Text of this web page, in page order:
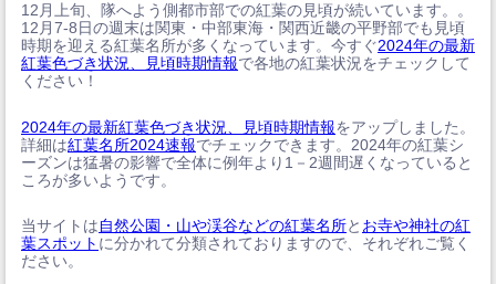
12月上旬、隊へよう側都市部での紅葉の見頃が続いています。。
12月7-8日の週末は関東・中部東海・関西近畿の平野部でも見頃
時期を迎える紅葉名所が多くなっています。今すぐ2024年の最新
紅葉色づき状況、見頃時期情報で各地の紅葉状況をチェックして
ください！
2024年の最新紅葉色づき状況、見頃時期情報をアップしました。
詳細は紅葉名所2024速報でチェックできます。2024年の紅葉シ
ーズンは猛暑の影響で全体に例年より1－2週間遅くなっていると
ころが多いようです。
当サイトは自然公園・山や渓谷などの紅葉名所と お寺や神社の紅
葉スポット に分かれて分類されておりますので、それぞれご覧く
ださい。